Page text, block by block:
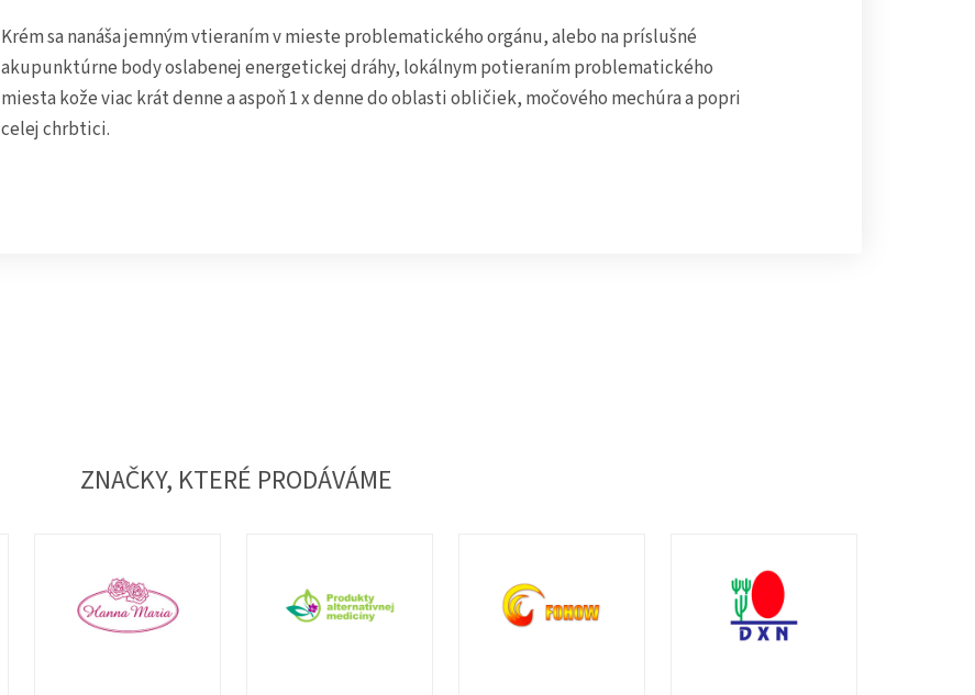
Krém sa nanáša jemným vtieraním v mieste problematického orgánu, alebo na príslušné
akupunktúrne body oslabenej energetickej dráhy, lokálnym potieraním problematického
miesta kože viac krát denne a aspoň 1 x denne do oblasti obličiek, močového mechúra a popri
celej chrbtici.
ZNAČKY, KTERÉ PRODÁVÁME